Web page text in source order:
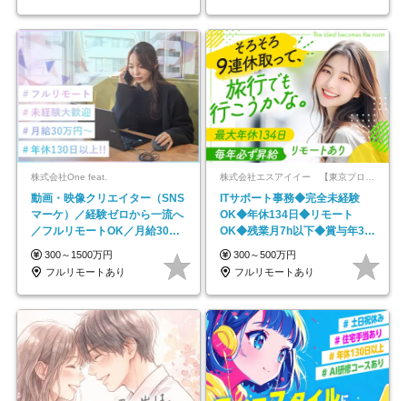
株式会社One feat.
動画・映像クリエイター（SNS
マーケ）／経験ゼロから一流へ
／フルリモートOK／月給30万
円～／年休130日以上
300～1500万円
フルリモートあり
ITサポート事務◆完全未経験
OK◆年休134日◆リモート
OK◆残業月7h以下◆賞与年3回
◆5年目まで必ず昇給
300～500万円
フルリモートあり